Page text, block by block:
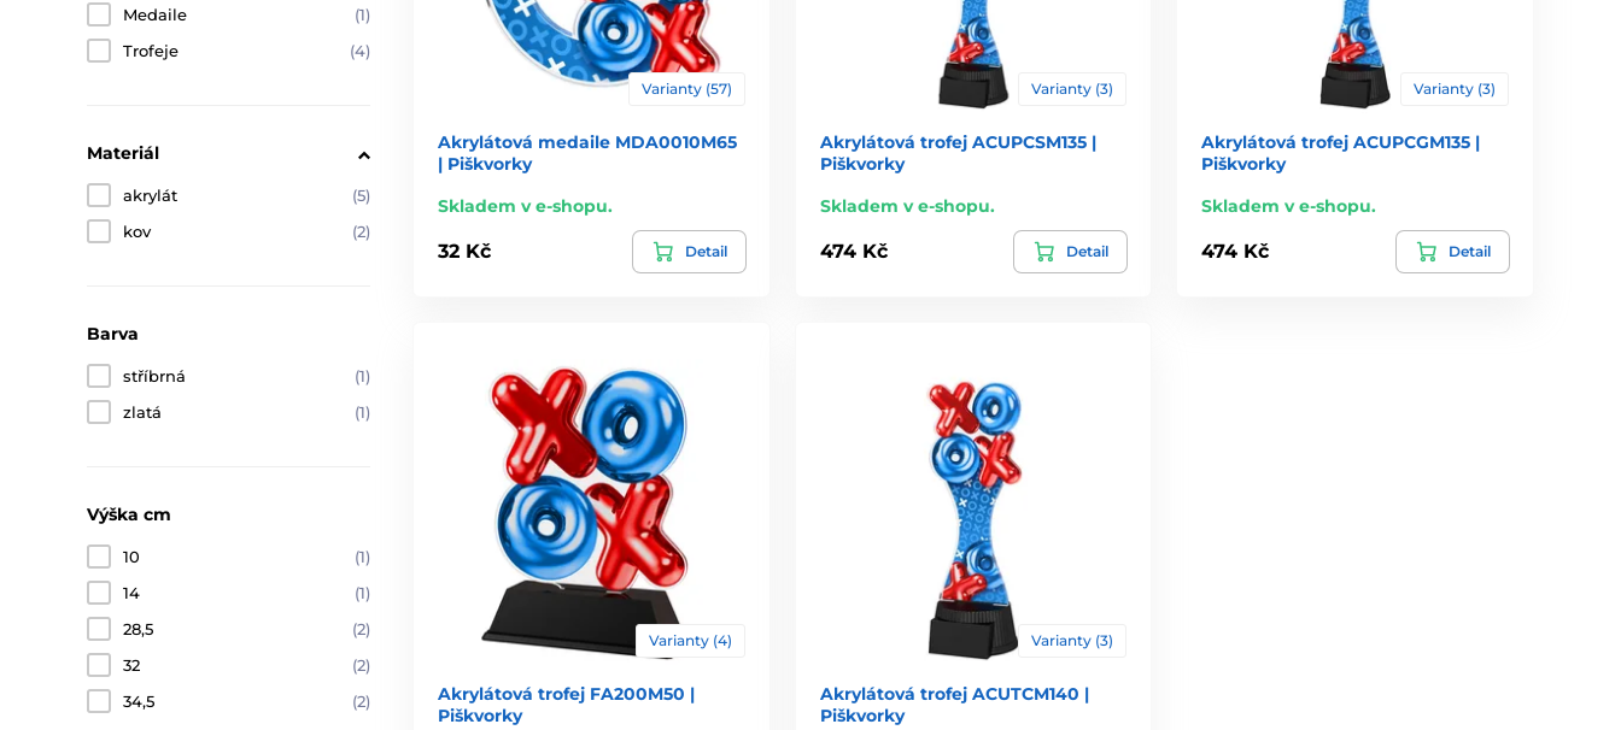
Medaile
(1)
Trofeje
(4)
Materiál
akrylát
(5)
kov
(2)
Barva
stříbrná
(1)
zlatá
(1)
Výška cm
10
(1)
14
(1)
28,5
(2)
32
(2)
34,5
(2)
Varianty (57)
Akrylátová medaile MDA0010M65
| Piškvorky
Skladem v e-shopu.
32 Kč Detail
Varianty (3)
Akrylátová trofej ACUPCSM135 |
Piškvorky
Skladem v e-shopu.
474 Kč Detail
Varianty (3)
Akrylátová trofej ACUPCGM135 |
Piškvorky
Skladem v e-shopu.
474 Kč Detail
Varianty (4)
Akrylátová trofej FA200M50 |
Piškvorky
Varianty (3)
Akrylátová trofej ACUTCM140 |
Piškvorky